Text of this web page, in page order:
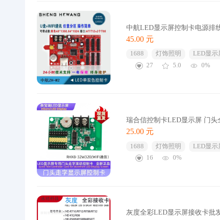
中航LED显示屏控制卡电源排
45.00 元
1688 灯饰照明
LED显示
27
5.0 0%
瑞合信控制卡LED显示屏 门
25.00 元
1688 灯饰照明
LED显示
16
0%
灰度全彩LED显示屏接收卡批